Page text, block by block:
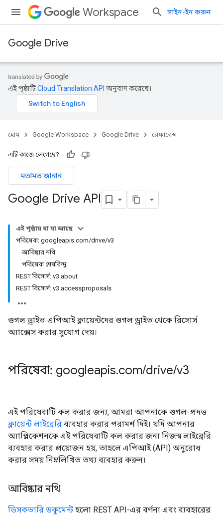
Workspace সাইন-ইন করুন
Google Drive
এই পৃষ্ঠাটিCloud Translation API অনুবাদ করেছে।
হোম Google Workspace Google Drive রেফারেন্স
এটি কাজে লেগেছে?
মতামত জানান
Google Drive API
এই পৃষ্ঠায় যা যা আছে
পরিষেবা: googleapis.com/drive/v3
আবিষ্কার নথি
পরিষেবা শেষবিন্দু
REST রিসোর্স: v3.about
REST রিসোর্স: v3.accessproposals
গুগল ড্রাইভ এপিআই ক্লায়েন্টদের গুগল ড্রাইভ থেকে রিসোর্স
অ্যাক্সেস করার সুযোগ দেয়।
পরিষেবা: googleapis.com/drive/v3
এই পরিষেবাটি কল করার জন্য, আমরা আপনাকে গুগল-প্রদত্ত
ক্লায়েন্ট লাইব্রেরি ব্যবহার করার পরামর্শ দিই। যদি আপনার
অ্যাপ্লিকেশনকে এই পরিষেবাটি কল করার জন্য নিজস্ব লাইব্রেরি
ব্যবহার করার প্রয়োজন হয়, তাহলে এপিআই (API) অনুরোধ
করার সময় নিম্নলিখিত তথ্য ব্যবহার করুন।
আবিষ্কার নথি
ডিসকভারি ডকুমেন্ট হলো REST API-এর বর্ণনা এবং ব্যবহারের